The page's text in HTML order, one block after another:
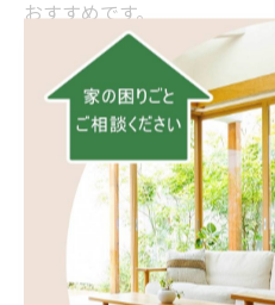
おすすめです。
依頼箇所の写真（全体
寸法（幅・高さ・奥
使用年数や既存メー
希望時期と上限のリ
優先順位（必須／で
この情報があるだけで、な
が上がり、現地確認も短時